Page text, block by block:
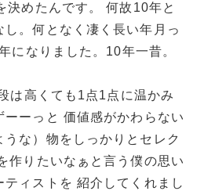
決めたんです。 何故10年と
。何となく凄く長い年月っ
になりました。10年一昔。
は高くても1点1点に温かみ
ーっと 価値感がかわらない
うな）物をしっかりとセレク
作りたいなぁと言う僕の思い
ティストを 紹介してくれまし